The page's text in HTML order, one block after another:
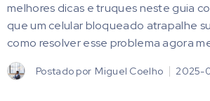
melhores dicas e truques neste guia
que um celular bloqueado atrapalhe
como resolver esse problema agora
Postado por Miguel Coelho 2025-